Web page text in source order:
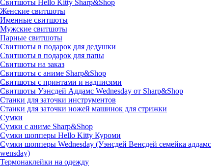
Cвитшоты Hello Kitty Sharp&Shop
Женские свитшоты
Именные свитшоты
Мужские свитшоты
Парные свитшоты
Свитшоты в подарок для дедушки
Свитшоты в подарок для папы
Свитшоты на заказ
Свитшоты с аниме Sharp&Shop
Свитшоты с принтами и надписями
Свитшоты Уэнсдей Аддамс Wednesday от Sharp&Shop
Станки для заточки инструментов
Станки для заточки ножей машинок для стрижки
Сумки
Сумки с аниме Sharp&Shop
Сумки шопперы Hello Kitty Куроми
Сумки шопперы Wednesday (Уэнсдей Венсдей семейка аддамс
wensday)
Термонаклейки на одежду